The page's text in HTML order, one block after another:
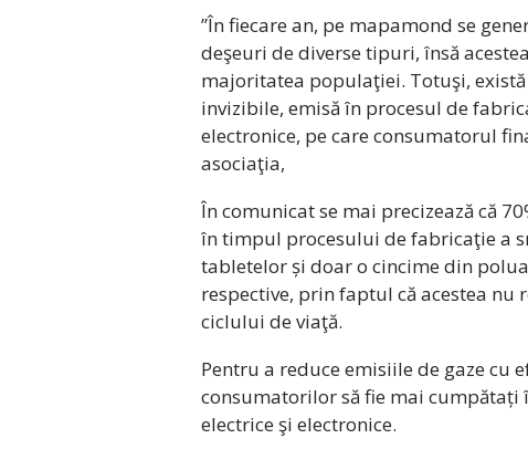
”În fiecare an, pe mapamond se
deşeuri de diverse tipuri, însă
majoritatea populaţiei. Totuşi,
invizibile, emisă în procesul de
electronice, pe care consumatorul
asociaţia,
În comunicat se mai precizează că
în timpul procesului de fabricaţie a
tabletelor și doar o cincime din
respective, prin faptul că acestea
ciclului de viaţă.
Pentru a reduce emisiile de gaze cu
consumatorilor să fie mai cumpătați
electrice şi electronice.